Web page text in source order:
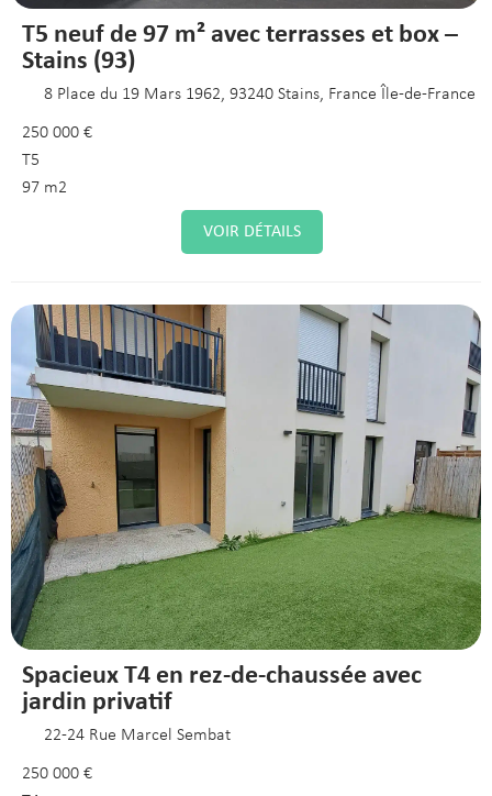
T5 neuf de 97 m² avec terrasses et box –
Stains (93)
8 Place du 19 Mars 1962, 93240 Stains, France Île-de-France
250 000 €
T5
97 m2
VOIR DÉTAILS
Spacieux T4 en rez-de-chaussée avec
jardin privatif
22-24 Rue Marcel Sembat
250 000 €